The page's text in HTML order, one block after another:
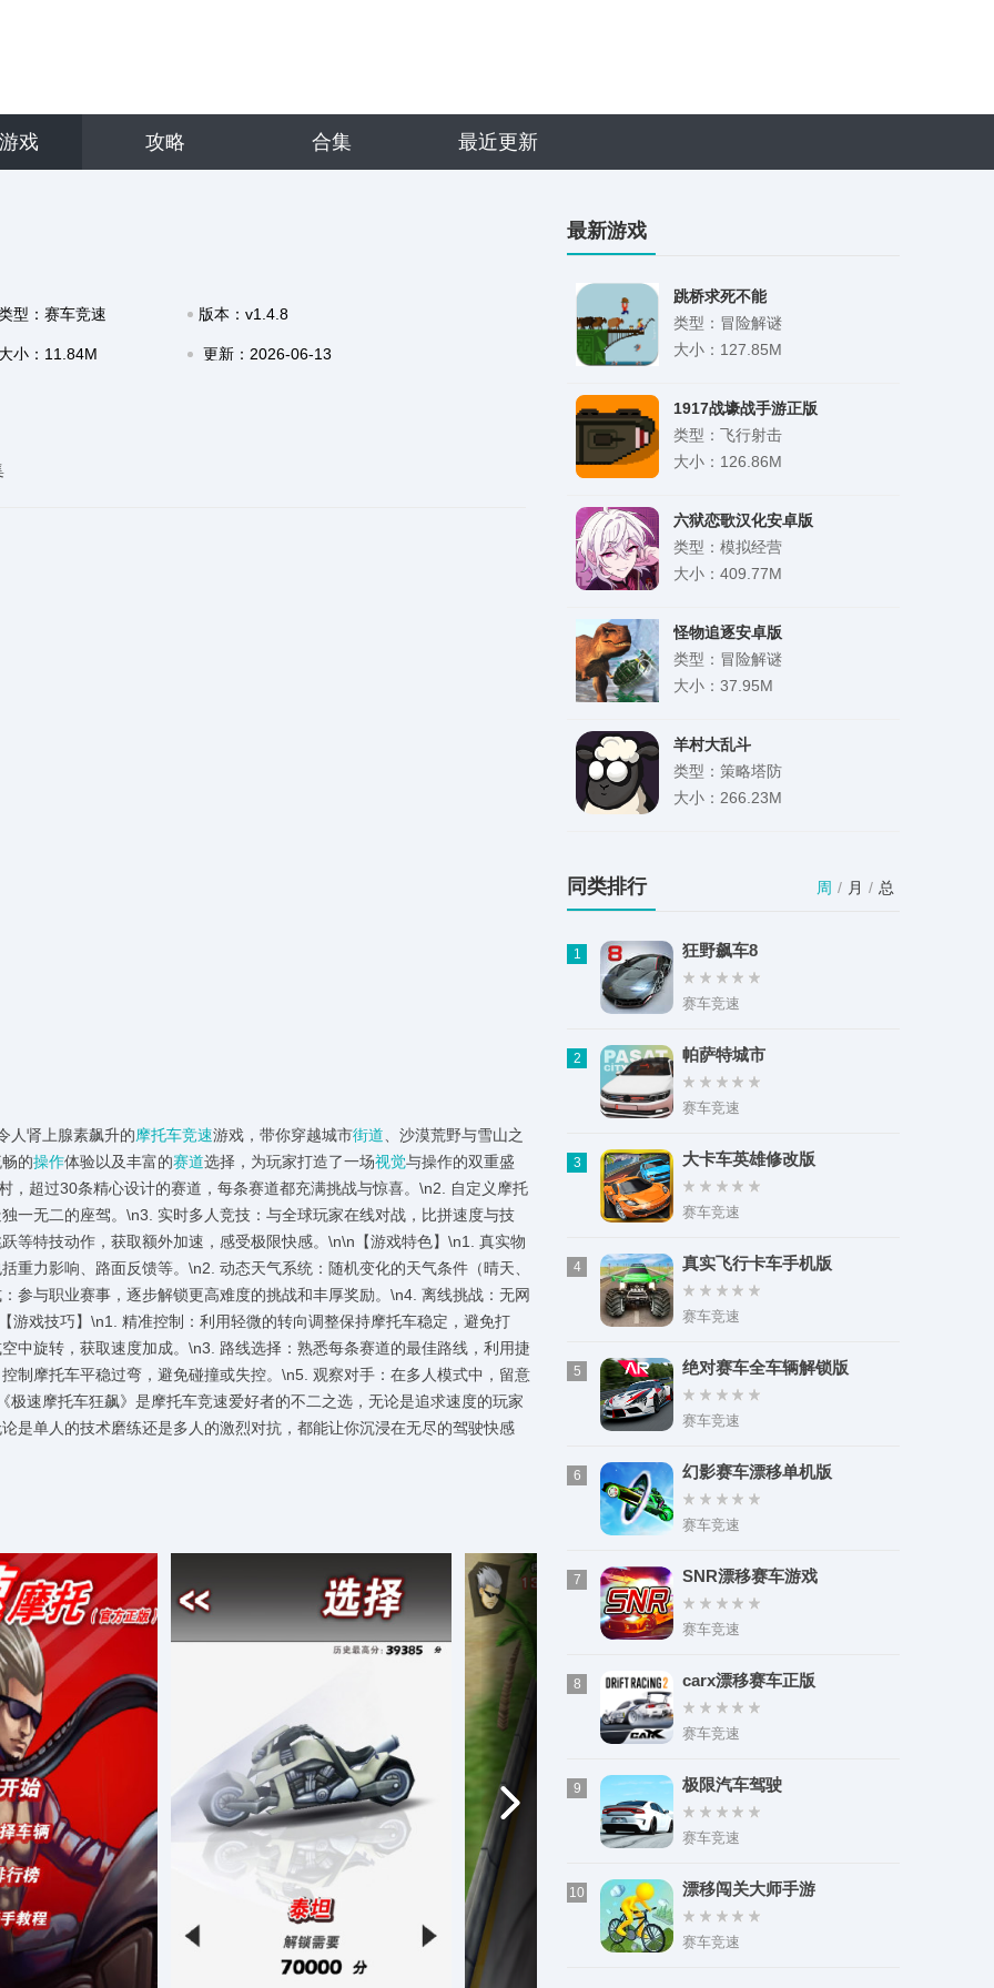
戏 攻略 合集 最近更新
型：赛车竞速 版本：v1.4.8
小：11.84M 更新：2026-06-13
人肾上腺素飙升的摩托车竞速游戏，带你穿越城市街道 、沙漠荒野与雪山之
的操作体验以及丰富的赛道选择，为玩家打造了一场视觉与操作的双重盛
超过30条精心设计的赛道，每条赛道都充满挑战与惊喜。\n2. 自定义摩托
一无二的座驾。\n3. 实时多人竞技：与全球玩家在线对战，比拼速度与技
等特技动作，获取额外加速，感受极限快感。\n\n【游戏特色】\n1. 真实物
重力影响、路面反馈等。\n2. 动态天气系统：随机变化的天气条件（晴天、
参与职业赛事，逐步解锁更高难度的挑战和丰厚奖励。\n4. 离线挑战：无网
游戏技巧】\n1. 精准控制：利用轻微的转向调整保持摩托车稳定，避免打
中旋转，获取速度加成。\n3. 路线选择：熟悉每条赛道的最佳路线，利用捷
制摩托车平稳过弯，避免碰撞或失控。\n5. 观察对手：在多人模式中，留意
速摩托车狂飙》是摩托车竞速爱好者的不二之选，无论是追求速度的玩家
是单人的技术磨练还是多人的激烈对抗，都能让你沉浸在无尽的驾驶快感
最新游戏
跳桥求死不能
类型：冒险解谜
大小：127.85M
1917战壕战手游正版
类型：飞行射击
大小：126.86M
六狱恋歌汉化安卓版
类型：模拟经营
大小：409.77M
怪物追逐安卓版
类型：冒险解谜
大小：37.95M
羊村大乱斗
类型：策略塔防
大小：266.23M
反转21克安卓版
类型：冒险解谜
周 / 月 / 总
同类排行
1 狂野飙车8
赛车竞速
2 帕萨特城市
赛车竞速
3 大卡车英雄修改版
赛车竞速
4 真实飞行卡车手机版
赛车竞速
5 绝对赛车全车辆解锁版
赛车竞速
6 幻影赛车漂移单机版
赛车竞速
7 SNR漂移赛车游戏
赛车竞速
8 carx漂移赛车正版
赛车竞速
9 极限汽车驾驶
赛车竞速
10 漂移闯关大师手游
赛车竞速